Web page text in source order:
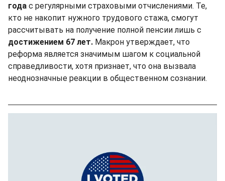
года с регулярными страховыми отчислениями. Те,
кто не накопит нужного трудового стажа, смогут
рассчитывать на получение полной пенсии лишь с
достижением 67 лет. Макрон утверждает, что
реформа является значимым шагом к социальной
справедливости, хотя признает, что она вызвала
неоднозначные реакции в общественном сознании.